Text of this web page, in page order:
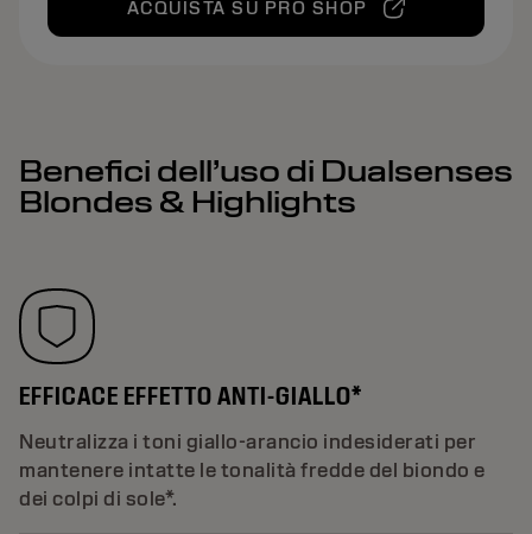
ACQUISTA SU PRO SHOP
Benefici dell’uso di Dualsenses
Blondes & Highlights
EFFICACE EFFETTO ANTI-GIALLO*
Neutralizza i toni giallo-arancio indesiderati per
mantenere intatte le tonalità fredde del biondo e
dei colpi di sole*.